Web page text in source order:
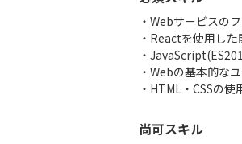
・Webサービスの
・Reactを使用し
・
・Webの基本的な
・HTML・CSSの
尚可スキル